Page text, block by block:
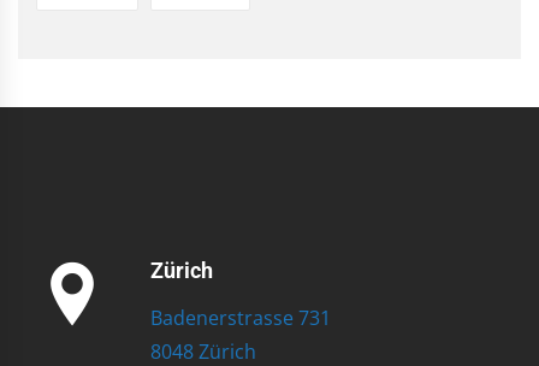
Zürich
Badenerstrasse 731
8048 Zürich